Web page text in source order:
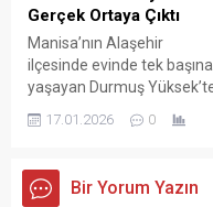
Gerçek Ortaya Çıktı
Manisa’nın Alaşehir
ilçesinde evinde tek başına
yaşayan Durmuş
kapısı, itfaiye ekiplerince
hayatını kaybettiği
Olay, Alaşehir’in Sakarya
17.01.2026 0
Bir Yorum Yazın